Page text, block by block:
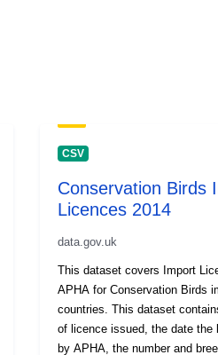
CSV
Conservation Birds
Licences 2014
data.gov.uk
This dataset covers Import
APHA for Conservation Birds
countries. This dataset
of licence issued, the date the
by APHA, the number and